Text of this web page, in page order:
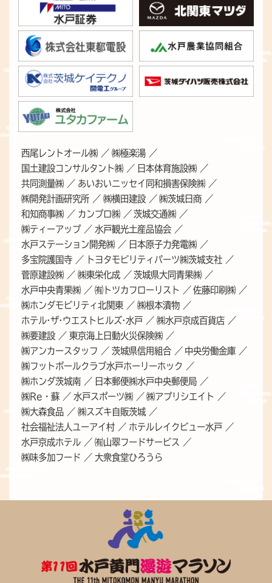
西尾レントオール㈱
㈱極楽湯
国土建設コンサルタント㈱
日本体育施設㈱
共同測量㈱
あいおいニッセイ同和損害保険㈱
㈱開発計画研究所
㈱横田建設
㈱茨城日商
和知商事㈱
カンプロ㈱
茨城交通㈱
㈱ティーアップ
水戸観光土産品協会
水戸ステーション開発㈱
日本原子力発電㈱
多宝院護国寺
トヨタモビリティパーツ㈱茨城支社
菅原建設㈱
㈱東栄化成
茨城県大同青果㈱
水戸中央青果㈱
㈲トツカフローリスト
佐藤印刷㈱
㈱ホンダモビリティ北関東
㈱根本漬物
ホテル·ザ·ウエストヒルズ·水戸
㈱水戸京成百貨店
㈱要建設
東京海上日動火災保険㈱
㈱アンカースタッフ
茨城県信用組合
中央労働金庫
㈱フットボールクラブ水戸ホーリーホック
㈱ホンダ茨城南
日本郵便㈱水戸中央郵便局
㈱Re・蘇
水戸スポーツ㈱
㈱アプリシエイト
㈱大森食品
㈱スズキ自販茨城
社会福祉法人ユーアイ村
ホテルレイクビュー水戸
水戸京成ホテル
㈲山翠フードサービス
㈱味多加フード
大衆食堂ひろうら